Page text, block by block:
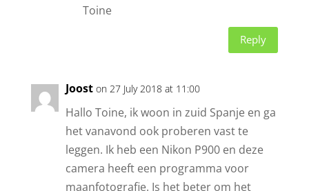
Toine
Reply
Joost on 27 July 2018 at 11:00
Hallo Toine, ik woon in zuid Spanje en ga
het vanavond ook proberen vast te
leggen. Ik heb een Nikon P900 en deze
camera heeft een programma voor
maanfotografie. Is het beter om het